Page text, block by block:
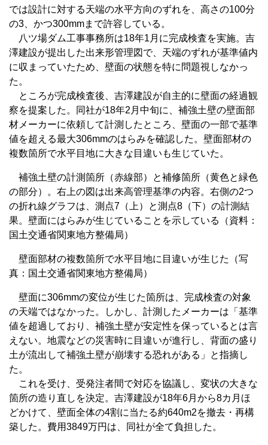
では設計に対する天端の水平方向のずれを、高さの100分
の3、かつ300mmまで許容している。
八ツ場ダム工事事務所は18年1月に完成検査を実施。吉
澤建設が提出した出来形管理図で、天端のずれが基準値内
に収まっていたため、壁面の状態を特に問題視しなかっ
た。
ところが完成検査後、吉澤建設が自主的に壁面の経過観
察を提案した。同社が18年2月中旬に、補強土壁の壁面部
材メーカーに依頼して計測したところ、壁面の一部で基準
値を超える最大306mmのはらみを確認した。壁面部材の
複数箇所で水平目地に大きな目違いも生じていた。
補強土壁の計測箇所（赤線部）と補修箇所（黄色と緑色
の部分）。右上の図は出来高管理基準の内容。右側の2つ
の折れ線グラフは、測点7（上）と測点8（下）の計測結
果。壁面にはらみが生じていることを示している（資料：
国土交通省関東地方整備局）
壁面部材の複数箇所で水平目地に目違いが生じた（写
真：国土交通省関東地方整備局）
壁面に306mmの変位が生じた箇所は、完成検査の対象
の天端ではなかった。しかし、計測したメーカーは「基準
値を超過しており、補強土壁が安定性を保っているとは言
えない。地震などの災害時に目違いが進行し、背面の盛り
土が流出して補強土壁が崩壊する恐れがある」と指摘し
た。
これを受け、受発注者間で対応を協議し、変状の大きな
箇所の造り直しを決定。吉澤建設が18年6月から8カ月ほ
どかけて、壁面全体の4割に当たる約640m2を撤去・再構
築した。費用3849万円は、同社が全て負担した。